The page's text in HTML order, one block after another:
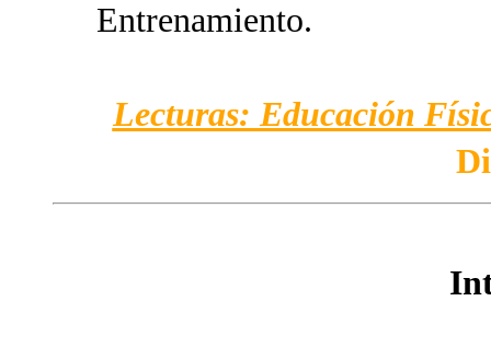
Entrenamiento.
Lecturas: Educación